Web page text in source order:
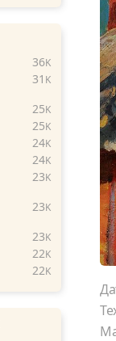
36K
31 K
25K
25K
24K
24K
23K
23K
23K
22K
22K